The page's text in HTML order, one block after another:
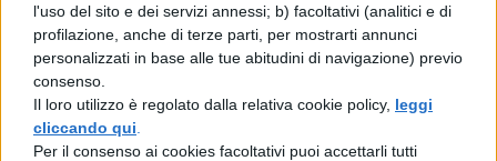
l'uso del sito e dei servizi annessi; b) facoltativi (analitici e di
profilazione, anche di terze parti, per mostrarti annunci
personalizzati in base alle tue abitudini di navigazione) previo
consenso.
Il loro utilizzo è regolato dalla relativa cookie policy, leggi
cliccando qui
Per il consenso ai cookies facoltativi puoi accettarli tutti
Germania di Tacito, Paragrafo 16
LETTERATURA LATINA